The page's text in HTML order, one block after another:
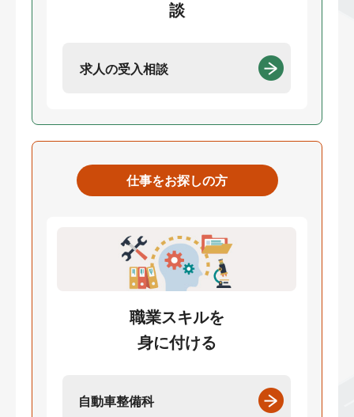
談
求人の受入相談
仕事をお探しの方
職業スキルを
身に付ける
自動車整備科